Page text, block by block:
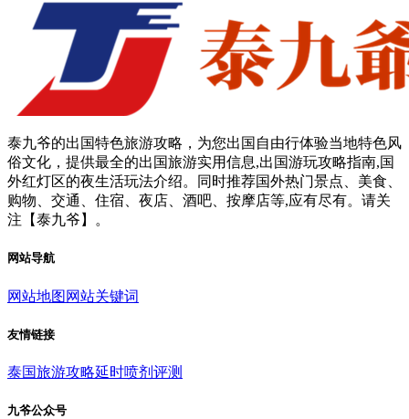
泰九爷的出国特色旅游攻略，为您出国自由行体验当地特色风
俗文化，提供最全的出国旅游实用信息,出国游玩攻略指南,国
外红灯区的夜生活玩法介绍。同时推荐国外热门景点、美食、
购物、交通、住宿、夜店、酒吧、按摩店等,应有尽有。请关
注【泰九爷】。
网站导航
网站地图 网站关键词
友情链接
泰国旅游攻略延时喷剂评测
九爷公众号